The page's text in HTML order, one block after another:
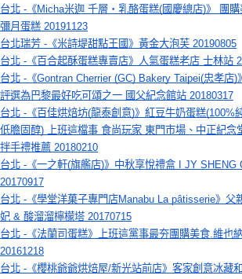
台北 -《Micha米迦 千層‧乳酪蛋糕(國慶總店)》 團
彌月蛋糕 20191123
台北瑞芳 -《米詩堤甜點王國》黃金大泡芙 20190805
台北 -《百合起酥蛋糕專賣店》人氣蛋糕老店 士林站
台北 -《Gontran Cherrier (GC) Bakery Taipei(忠孝店)
評選為巴黎最好吃可頌之一 國父紀念館站 20180317
台北 -《百佳烘焙坊(龍泰創意)》紅豆牛奶蛋糕(100%
低膽固醇) 上班這檔事 食尚玩家 東門市場、中正紀念
拌手禮推薦 20180210
台北 -《一之軒(旗艦店)》中秋享悅禮盒 I JY SHENG
20170917
台北 -《學堂洋菓子專門店Manabu La pâtisserie》父
妃 & 酸溜溜檸檬塔 20170715
台北 -《法蘭司蛋糕》上班這黨事最夯團購美食.維也
20161218
台北 -《櫻桃爺爺烘焙屋/新光站前店》客家創意冰藏